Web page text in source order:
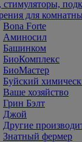
стимуляторы,
для
Bona Forte
Аминосил
Башинком
БиоКомплекс
БиоМастер
Буйский
Ваше хозяйство
Грин Бэлт
Джой
Другие
Знатный фермер